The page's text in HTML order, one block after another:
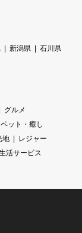
新潟県
石川県
グルメ
ペット・癒し
地
レジャー
活サービス